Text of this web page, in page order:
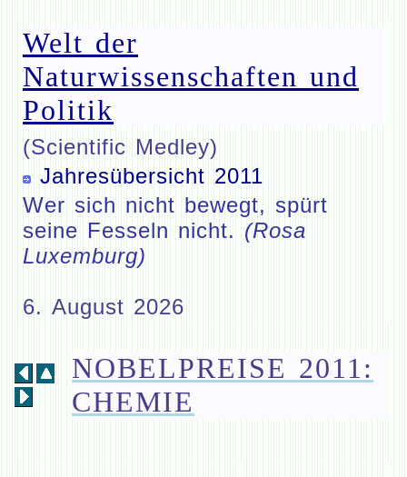
Welt der
Naturwissenschaften und
Politik
(Scientific Medley)
Jahresübersicht 2011
Wer sich nicht bewegt, spürt
seine Fesseln nicht. (Rosa
Luxemburg)
6. August 2026
NOBELPREISE 2011:
CHEMIE